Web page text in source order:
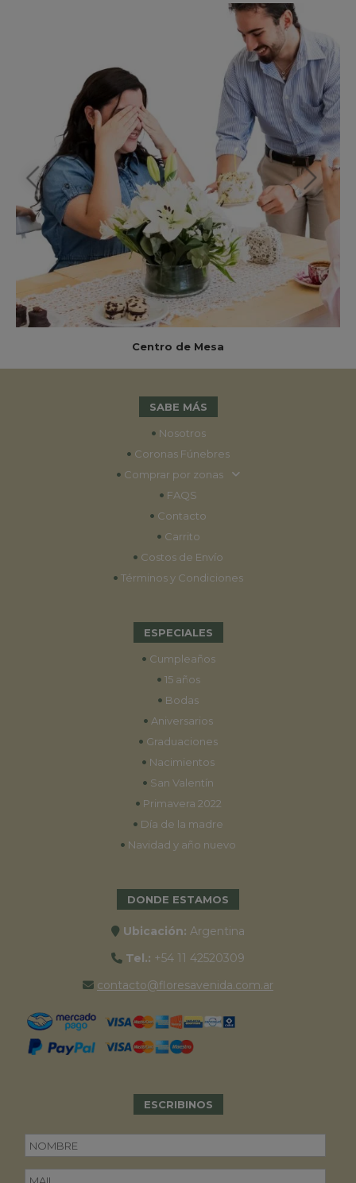
Centro de Mesa
SABE MÁS
• Nosotros
• Coronas Fúnebres
• Comprar por zonas
• FAQS
• Contacto
• Carrito
• Costos de Envío
• Términos y Condiciones
ESPECIALES
• Cumpleaños
• 15 años
• Bodas
• Aniversarios
• Graduaciones
• Nacimientos
• San Valentín
• Primavera 2022
• Día de la madre
• Navidad y año nuevo
DONDE ESTAMOS
Ubicación: Argentina
Tel.: +54 11 42520309
contacto@floresavenida.com.ar
ESCRIBINOS